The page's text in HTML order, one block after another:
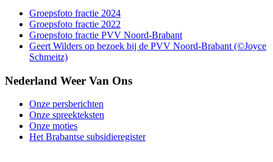
Groepsfoto fractie 2024
Groepsfoto fractie 2022
Groepsfoto fractie PVV Noord-Brabant
Geert Wilders op bezoek bij de PVV Noord-Brabant (©Joyce
Schmeitz)
Nederland Weer Van Ons
Onze persberichten
Onze spreekteksten
Onze moties
Het Brabantse subsidieregister